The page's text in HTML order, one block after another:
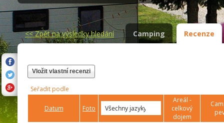
<<Zpět na výsledky hledání Camping Recenze
Vložit vlastní recenzi
Seřadit podle
Datum Foto
Areál -
celkový
dojem